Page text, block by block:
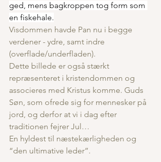
ged, mens bagkroppen tog form som
en fiskehale.
Visdommen havde Pan nu i begge
verdener - ydre, samt indre
(overflade/underfladen).
Dette billede er også stærkt
repræsenteret i kristendommen og
associeres med Kristus komme. Guds
Søn, som ofrede sig for mennesker på
jord, og derfor at vi i dag efter
traditionen fejrer Jul…
En hyldest til næstekærligheden og
“den ultimative leder”.